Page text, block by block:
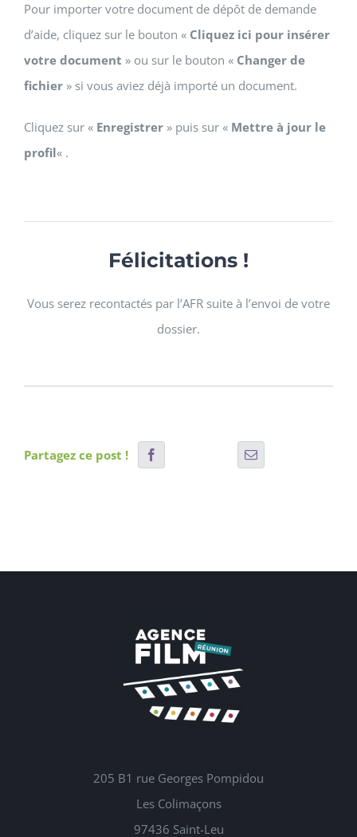
Pour importer votre document de dépôt de demande
d’aide, cliquez sur le bouton « Cliquez ici pour insérer
votre document » ou sur le bouton « Changer de
fichier» si vous aviez déjà importé un document.
Cliquez sur « Enregistrer» puis sur « Mettre à jour le
profil« .
Félicitations !
Vous serez recontactés par l’AFR suite à l’envoi de votre
dossier.
Partagez ce post !
205 B1 rue Georges Pompidou
Les Colimaçons
97436 Saint-Leu